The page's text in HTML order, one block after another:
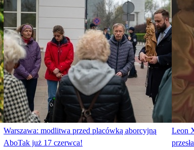
Warszawa: modlitwa przed placówką aborcyjną
AboTak już 17 czerwca!
Leon